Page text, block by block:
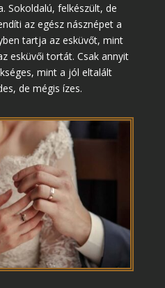
Sokoldalú, felkészült, de
az egész násznépet a
tartja az esküvőt, mint
esküvői tortát. Csak annyit
mint a jól eltalált
de mégis ízes.